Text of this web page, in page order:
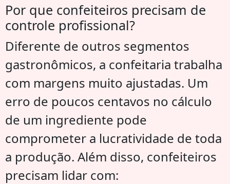
Por que confeiteiros precisam de
controle profissional?
Diferente de outros segmentos
gastronômicos, a confeitaria trabalha
com margens muito ajustadas. Um
erro de poucos centavos no cálculo
de um ingrediente pode
comprometer a lucratividade de toda
a produção. Além disso, confeiteiros
precisam lidar com: